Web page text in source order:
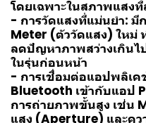
โดยเฉพาะในสภาพแสงที่
- การวัดแสงที่แม่นยำ: มี
Meter (ตัววัดแสง) ใหม่
ลดปัญหาภาพสว่างเกิน
ในรุ่นก่อนหน้า
- การเชื่อมต่อแอปพลิเ
Bluetooth เข้ากับแอป
การถ่ายภาพขั้นสูง เช่น
แสง (Aperture) และคว